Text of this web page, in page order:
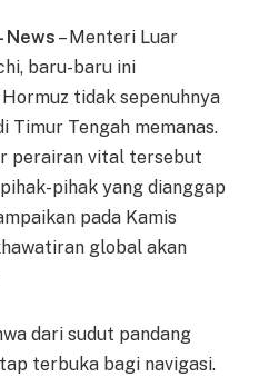
News – Menteri Luar
baru-baru ini
tidak sepenuhnya
Timur Tengah memanas.
perairan vital tersebut
pihak yang dianggap
pada Kamis
global akan
dari sudut pandang
terbuka bagi navigasi.